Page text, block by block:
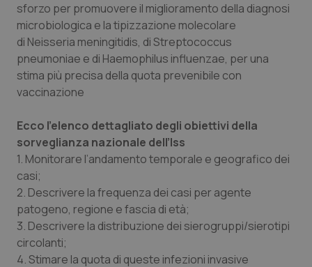
Marche
Molise
Piemonte
Provincia Autonoma di Bolzano
Provincia Autonoma di Trento
Puglia
Sardegna
Donna & Salute
Epatiti
HIV
Infezioni & Febbre
Ipertensione & Scompenso
Malattie rare
Malattia di Crohn & Rettocolite Ulcerosa
sforzo per promuovere il miglioramento della diagnosi
microbiologica e la tipizzazione molecolare
di Neisseria meningitidis, diStreptococcus
pneumoniae e di Haemophilus influenzae, per una
stima più precisa della quota prevenibile con
vaccinazione
Ecco l’elenco dettagliato degli obiettivi della
sorveglianza nazionale dell’Iss
1. Monitorare l’andamento temporale e geografico dei
casi;
2. Descrivere la frequenza dei casi per agente
patogeno, regione e fascia di età;
3. Descrivere la distribuzione dei sierogruppi/sierotipi
circolanti;
4. Stimare la quota di queste infezioni invasive